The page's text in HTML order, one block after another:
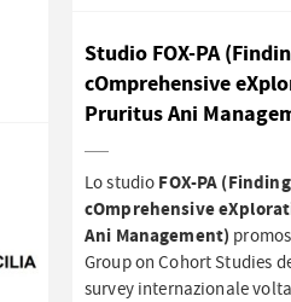
Studio FOX-PA
cOmprehensive
Pruritus Ani
Lo studio FOX-PA
cOmprehensive
Ani Management)
Group on Cohort Studies
survey internazionale